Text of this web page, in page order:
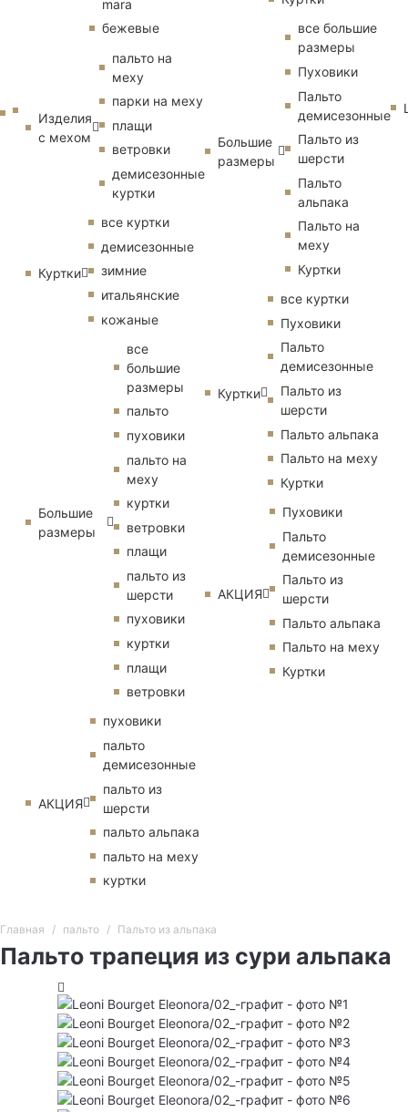
mara
бежевые
Изделия
с мехом
пальто на
меху
парки на меху
плащи
ветровки
демисезонные
куртки
Куртки
все куртки
демисезонные
зимние
итальянские
кожаные
Большие
размеры
все
большие
размеры
пальто
пуховики
пальто на
меху
куртки
ветровки
плащи
пальто из
шерсти
пуховики
куртки
плащи
ветровки
АКЦИЯ
пуховики
пальто
демисезонные
пальто из
шерсти
пальто альпака
пальто на меху
куртки
Большие
размеры
все большие
размеры
Пуховики
Пальто
демисезонные
Пальто из
шерсти
Пальто
альпака
Пальто на
меху
Куртки
Куртки
все куртки
Пуховики
Пальто
демисезонные
Пальто из
шерсти
Пальто альпака
Пальто на меху
Куртки
АКЦИЯ
Пуховики
Пальто
демисезонные
Пальто из
шерсти
Пальто альпака
Пальто на меху
Куртки
Главная пальто Пальто из альпака
Пальто трапеция из сури альпака